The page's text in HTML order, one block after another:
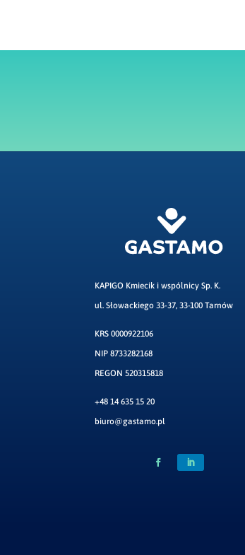
KAPIGO Kmiecik i wspólnicy Sp. K.
ul. Słowackiego 33-37, 33-100 Tarnów
KRS 0000922106
NIP 8733282168
REGON 520315818
+48 14 635 15 20
biuro@gastamo.pl